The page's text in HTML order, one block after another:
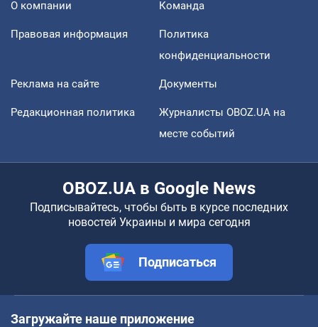
О компании Команда
Правовая информация
Политика
конфиденциальности
Реклама на сайте Документы
Редакционная политика
Журналисты OBOZ.UA на
месте событий
OBOZ.UA в Google News
Подписывайтесь, чтобы быть в курсе последних
новостей Украины и мира сегодня
Подписаться
Загружайте наше приложение